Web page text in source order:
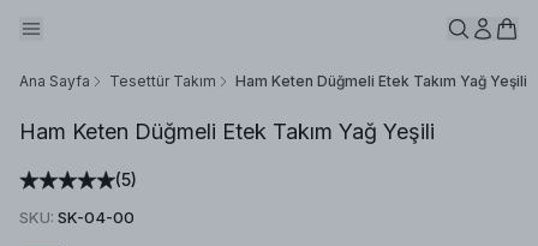
Ana Sayfa Tesettür Takım Ham Keten Düğmeli Etek Takım Yağ Yeşili
Ham Keten Düğmeli Etek Takım Yağ Yeşili
(5)
SKU: SK-04-00